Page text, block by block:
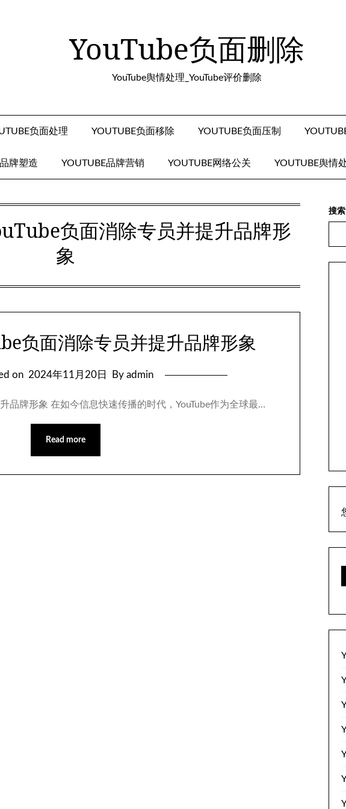
YouTube负面删除
YouTube舆情处理_YouTube评价删除
负面处理 YOUTUBE负面移除 YOUTUBE负面压制
牌塑造 YOUTUBE品牌营销 YOUTUBE网络公关 YOUTUBE舆情
负面消除专员并提升品牌形
象
负面消除专员并提升品牌形象
on 2024年11月20日 By admin
品牌形象 在如今信息快速传播的时代，YouTube作为全球最…
Read more
搜索